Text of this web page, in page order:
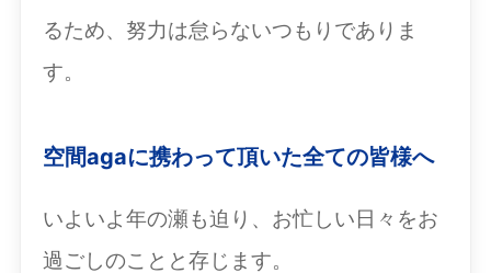
るため、努力は怠らないつもりでありま
す。
空間agaに携わって頂いた全ての皆様へ
いよいよ年の瀬も迫り、お忙しい日々をお
過ごしのことと存じます。